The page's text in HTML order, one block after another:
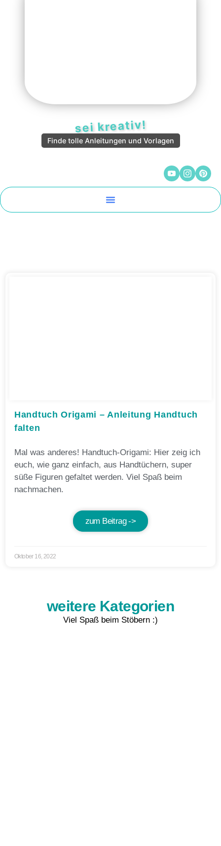
sei kreativ!
Finde tolle Anleitungen und Vorlagen
Handtuch Origami – Anleitung Handtuch
falten
Mal was anderes! Handtuch-Origami: Hier zeig ich
euch, wie ganz einfach, aus Handtüchern, super
süße Figuren gefaltet werden. Viel Spaß beim
nachmachen.
zum Beitrag ->
Oktober 16, 2022
weitere Kategorien
Viel Spaß beim Stöbern :)